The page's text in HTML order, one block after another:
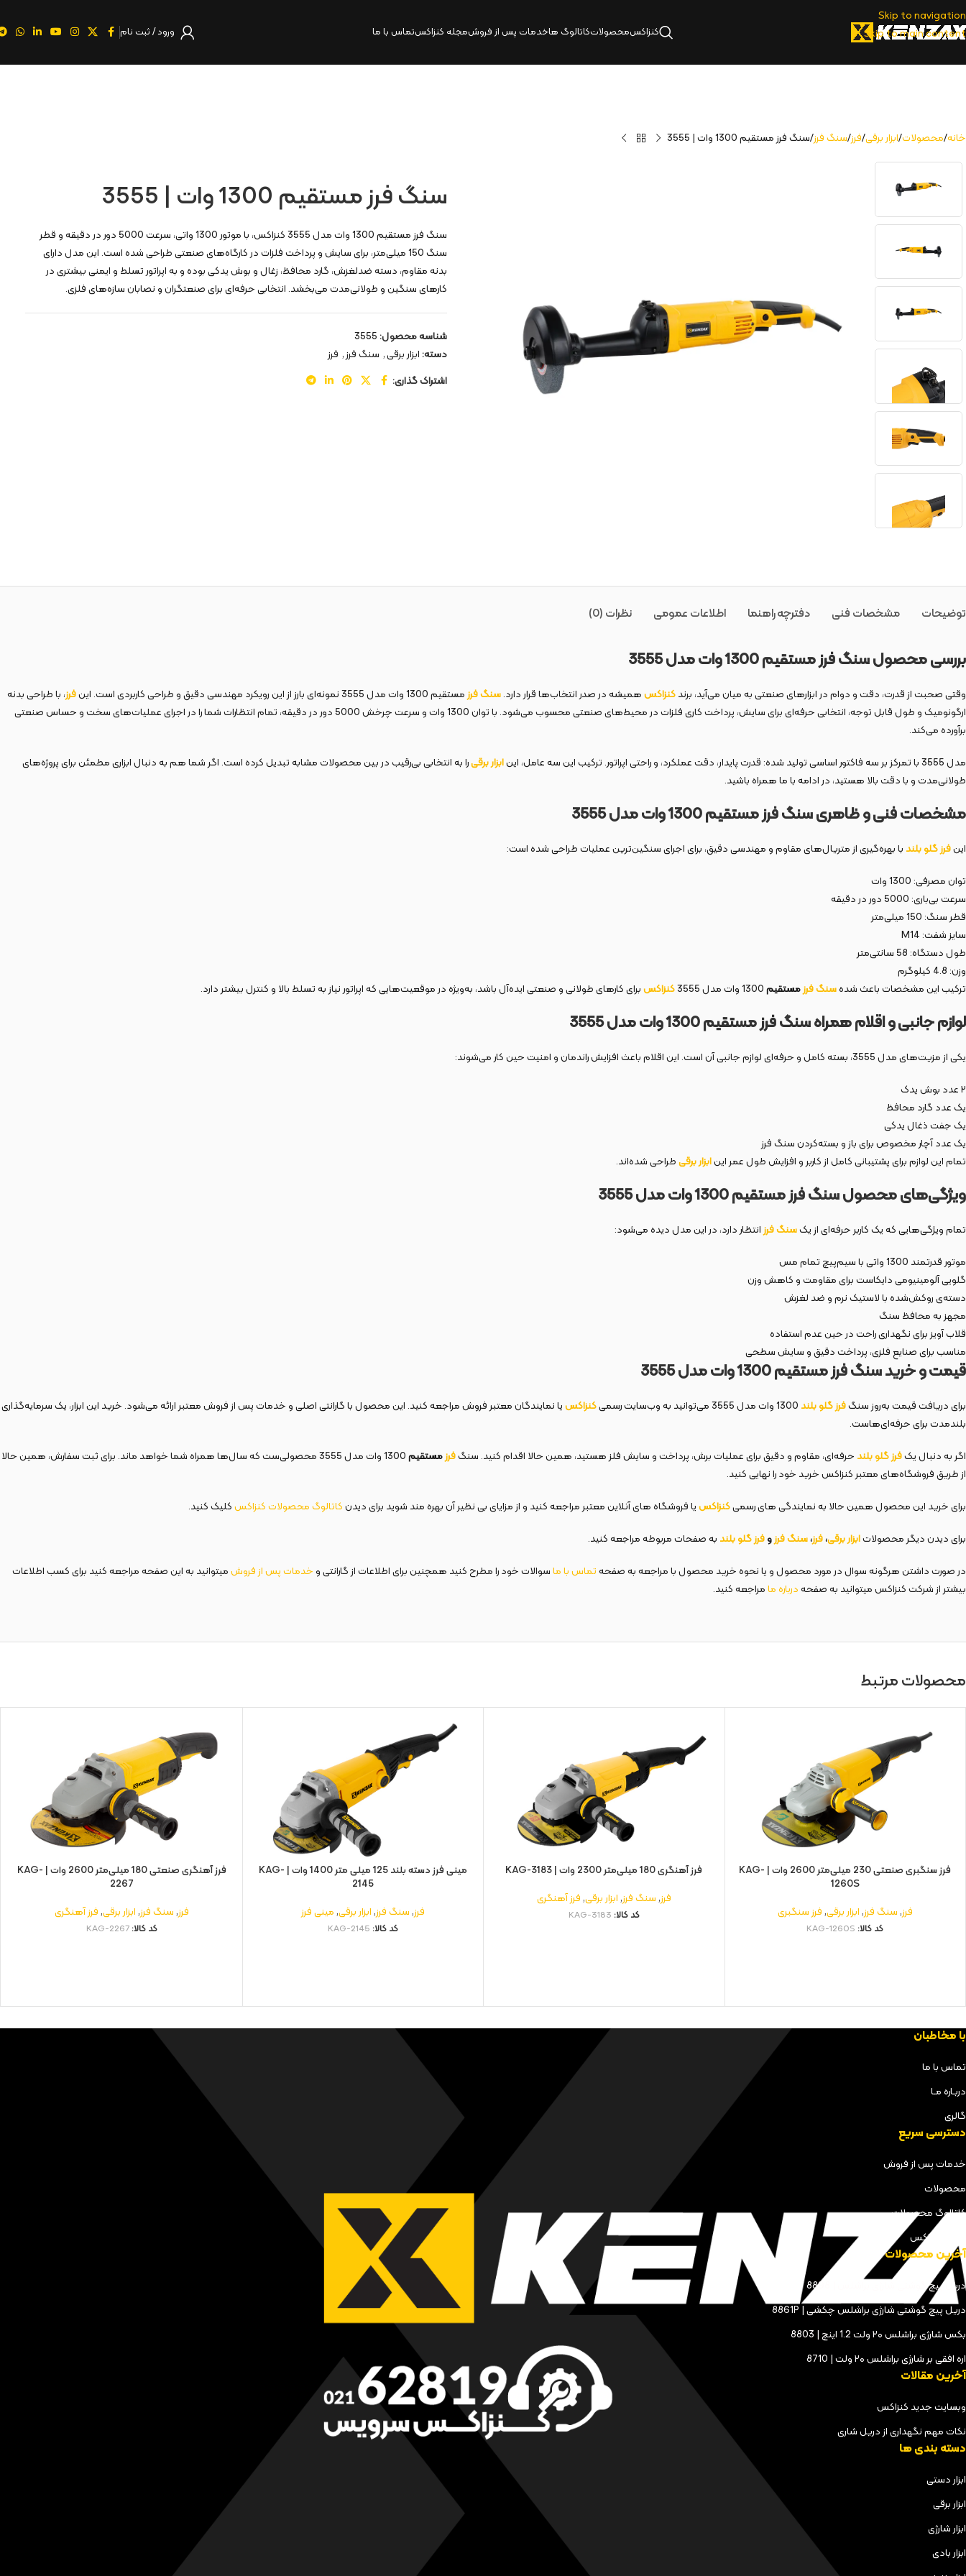
Skip to navigation
Skip to main content
کنزاکسمحصولاتکاتالوگ‌ هاخدمات پس از فروشمجله کنزاکستماس با ما ورود / ثبت نام
خانه محصولات ابزار برقی فرز سنگ فرز سنگ فرز مستقیم 1300 وات | 3555
سنگ فرز مستقیم 1300 وات | 3555
سنگ فرز مستقیم 1300 وات مدل 3555 کنزاکس، با موتور 1300 واتی، سرعت 5000 دور در دقیقه و قطر
سنگ 150 میلی‌متر، برای سایش و پرداخت فلزات در کارگاه‌های صنعتی طراحی شده است. این مدل دارای
بدنه مقاوم، دسته ضدلغزش، گارد محافظ، زغال و بوش یدکی بوده و به اپراتور تسلط و ایمنی بیشتری در
کارهای سنگین و طولانی‌مدت می‌بخشد. انتخابی حرفه‌ای برای صنعتگران و نصابان سازه‌های فلزی.
شناسه محصول:3555
دسته:ابزار برقی, سنگ فرز, فرز
اشتراک گذاری:
توضیحات نظرات (0) مشخصات فنی اطلاعات عمومی دفترچه راهنما
بررسی محصول سنگ فرز مستقیم 1300 وات مدل 3555
وقتی صحبت از قدرت، دقت و دوام در ابزارهای صنعتی به میان می‌آید، برندکنزاکسهمیشه در صدر انتخاب‌ها قرار دارد.سنگ فرزمستقیم 1300 وات مدل 3555 نمونه‌ای بارز از این رویکرد مهندسی دقیق و طراحی کاربردی است. این فرز، با طراحی بدنه
ارگونومیک و طول قابل توجه، انتخابی حرفه‌ای برای سایش، پرداخت کاری فلزات در محیط‌های صنعتی محسوب می‌شود. با توان 1300 وات و سرعت چرخش 5000 دور در دقیقه، تمام انتظارات شما را در اجرای عملیات‌های سخت و حساس صنعتی
برآورده می‌کند.
مدل 3555 با تمرکز بر سه فاکتور اساسی تولید شده: قدرت پایدار، دقت عملکرد، و راحتی اپراتور. ترکیب این سه عامل، این ابزار برقیرا به انتخابی بی‌رقیب در بین محصولات مشابه تبدیل کرده است. اگر شما هم به دنبال ابزاری مطمئن برای پروژه‌های
طولانی‌مدت و با دقت بالا هستید، در ادامه با ما همراه باشید.
مشخصات فنی و ظاهری سنگ فرز مستقیم 1300 وات مدل 3555
اینفرز گلو بلند با بهره‌گیری از متریال‌های مقاوم و مهندسی دقیق، برای اجرای سنگین‌ترین عملیات طراحی شده است:
توان مصرفی: 1300 وات
سرعت بی‌باری: 5000 دور در دقیقه
قطر سنگ: 150 میلی‌متر
سایز شفت: M14
طول دستگاه: 58 سانتی‌متر
وزن: 4.8 کیلوگرم
ترکیب این مشخصات باعث شدهسنگ فرزمستقیم کنزاکسبرای کارهای طولانی و صنعتی ایده‌آل باشد، به‌ویژه در موقعیت‌هایی که اپراتور نیاز به تسلط بالا و کنترل بیشتر دارد.
لوازم جانبی و اقلام همراه سنگ فرز مستقیم 1300 وات مدل 3555
یکی از مزیت‌های مدل 3555، بسته کامل و حرفه‌ای لوازم جانبی آن است. این اقلام باعث افزایش راندمان و امنیت حین کار می‌شوند:
۲ عدد بوش یدک
یک عدد گارد محافظ
یک جفت ذغال یدکی
یک عدد آچار مخصوص برای باز و بسته‌کردن سنگ فرز
تمام این لوازم برای پشتیبانی کامل از کاربر و افزایش طول عمر اینابزار برقیطراحی شده‌اند.
ویژگی‌های محصول سنگ فرز مستقیم 1300 وات مدل 3555
تمام ویژگی‌هایی که یک کاربر حرفه‌ای از یکسنگ فرزانتظار دارد، در این مدل دیده می‌شود:
موتور قدرتمند 1300 واتی با سیم‌پیچ تمام مس
گلویی آلومینیومی دایکاست برای مقاومت و کاهش وزن
دسته‌ی روکش‌شده با لاستیک نرم و ضد لغزش
مجهز به محافظ سنگ
قلاب آویز برای نگهداری راحت در حین عدم استفاده
مناسب برای صنایع فلزی، پرداخت دقیق و سایش سطحی
قیمت و خرید سنگ فرز مستقیم 1300 وات مدل 3555
برای دریافت قیمت به‌روز سنگفرز گلو بلند کنزاکسیا نمایندگان معتبر فروش مراجعه کنید. این محصول با گارانتی اصلی و خدمات پس از فروش معتبر ارائه می‌شود. خرید این ابزار، یک سرمایه‌گذاری
بلندمدت برای حرفه‌ای‌هاست.
اگر به دنبال یکفرز گلو بلند حرفه‌ای، مقاوم و دقیق برای عملیات برش، پرداخت و سایش فلز هستید، همین حالا اقدام کنید. سنگفرزمستقیم
1300 وات مدل 3555 محصولی‌ست که سال‌ها همراه شما خواهد ماند. برای ثبت سفارش، همین حالا
از طریق فروشگاه‌های معتبر کنزاکس خرید خود را نهایی کنید.
برای خرید این محصول همین حالا به نمایندگی های رسمیکنزاکسیا فروشگاه های آنلاین معتبر مراجعه کنید و از مزایای بی نظیر آن بهره مند شوید برای دیدنکاتالوگ محصولات کنزاکسکلیک کنید.
برای دیدن دیگر محصولاتابزار برقی،فرز،سنگ فرزوفرز گلو بلند به صفحات مربوطه مراجعه کنید.
در صورت داشتن هرگونه سوال در مورد محصول و یا نحوه خرید محصول با مراجعه به صفحهتماس با ماسوالات خود را مطرح کنید همچنین برای اطلاعات از گارانتی وخدمات پس از فروشمیتوانید به این صفحه مراجعه کنید برای کسب اطلاعات
بیشتر از شرکت کنزاکس میتوانید به صفحهدرباره مامراجعه کنید.
محصولات مرتبط
فرز سنگبری صنعتی 230 میلی‌متر 2600 وات | KAG-
1260S
فرز,سنگ فرز,ابزار برقی,فرز سنگبری
کد کالا: KAG-1260S
فرز آهنگری 180 میلی‌متر 2300 وات | KAG-3183
فرز,سنگ فرز,ابزار برقی,فرز آهنگری
کد کالا: KAG-3183
مینی فرز دسته بلند 125 میلی‌ متر 1400 وات | KAG-
2145
فرز,سنگ فرز,ابزار برقی,مینی فرز
کد کالا: KAG-2145
فرز آهنگری صنعتی 180 میلی‌متر 2600 وات | KAG-
2267
فرز,سنگ فرز,ابزار برقی,فرز آهنگری
کد کالا:KAG-2267
با مخاطبان
تماس با ما
دربـاره مـا
گالری
دسترسی سریع
خدمات پس از فروش
محصولات
کاتالوگ محصولات
مجله کنزاکس
آخرین محصولات
دریل پیچ گوشتی شارژی براشلس | 8898
دریل پیچ گوشتی شارژی براشلس چکشی | 8861P
بکس شارژی براشلس ۲۰ ولت 1.2 اینچ | 8803
اره افقی بر شارژی براشلس ۲۰ ولت | 8710
آخرین مقالات
وبسایت جدید کنزاکس
نکات مهم نگهداری از دریل شاری
دسته بندی ها
ابزار دستی
ابزار برقی
ابزار شارژی
ابزار بادی